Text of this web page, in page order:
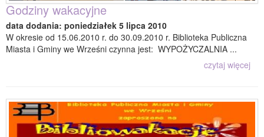
Godziny wakacyjne
data dodania: poniedziałek 5 lipca 2010
W okresie od 15.06.2010 r. do 30.09.2010 r. Biblioteka Publiczna
Miasta i Gminy we Wrześni czynna jest: WYPOŻYCZALNIA ...
czytaj więcej